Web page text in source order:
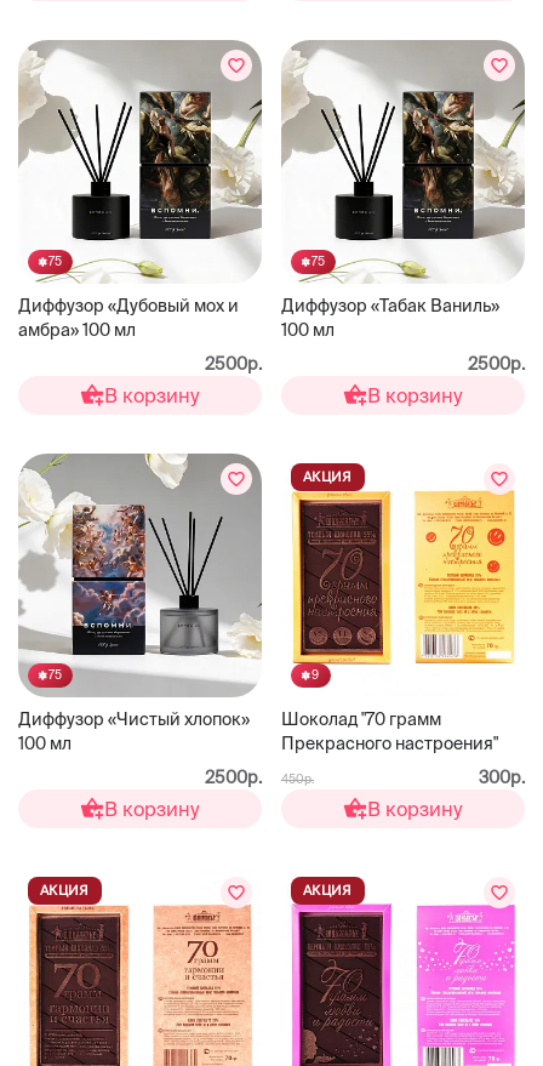
75
Диффузор «Дубовый мох и
амбра» 100 мл
2500р.
В корзину
75
Диффузор «Табак Ваниль»
100 мл
2500р.
В корзину
75
Диффузор «Чистый хлопок»
100 мл
2500р.
В корзину
9
Шоколад "70 грамм
Прекрасного настроения"
АКЦИЯ
450р. 300р.
В корзину
АКЦИЯ АКЦИЯ